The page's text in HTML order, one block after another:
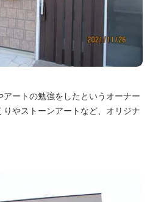
ートの勉強をしたというオーナー
やストーンアートなど、オリジナ